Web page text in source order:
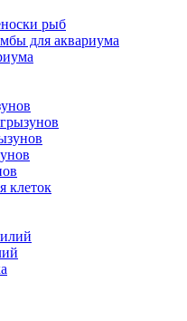
рыб
для аквариума
клеток